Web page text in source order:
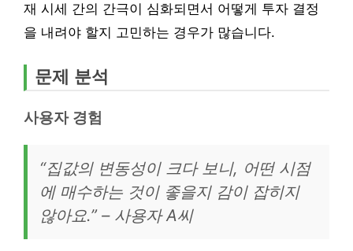
재 시세 간의 간극이 심화되면서 어떻게 투자 결정
을 내려야 할지 고민하는 경우가 많습니다.
문제 분석
사용자 경험
“집값의 변동성이 크다 보니, 어떤 시점
에 매수하는 것이 좋을지 감이 잡히지
않아요.” – 사용자 A씨